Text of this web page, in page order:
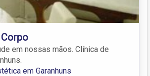
em nossas mãos. Clínica de
em Garanhuns